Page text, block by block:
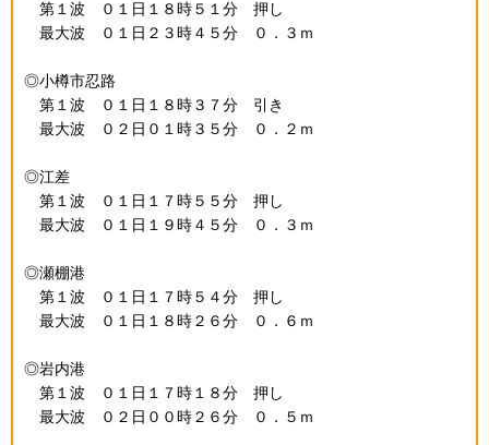
第１波 ０１日１８時５１分 押し
最大波 ０１日２３時４５分 ０．３ｍ
◎小樽市忍路
第１波 ０１日１８時３７分 引き
最大波 ０２日０１時３５分 ０．２ｍ
◎江差
第１波 ０１日１７時５５分 押し
最大波 ０１日１９時４５分 ０．３ｍ
◎瀬棚港
第１波 ０１日１７時５４分 押し
最大波 ０１日１８時２６分 ０．６ｍ
◎岩内港
第１波 ０１日１７時１８分 押し
最大波 ０２日００時２６分 ０．５ｍ